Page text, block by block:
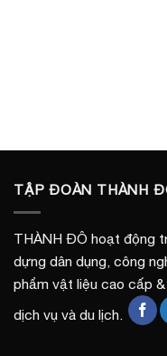
TẬP ĐOÀN THÀNH
THÀNH ĐÔ hoạt động
dựng dân dụng, công
phẩm vật liệu cao cấp
dịch vụ và du lịch.